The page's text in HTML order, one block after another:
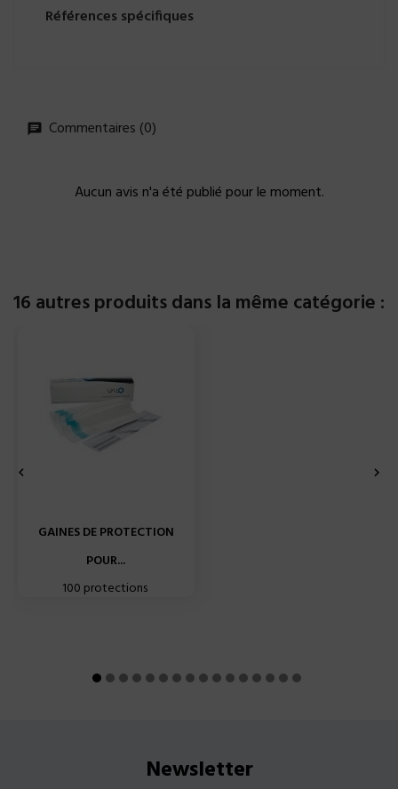
Références spécifiques
Commentaires (0)
Aucun avis n'a été publié pour le moment.
16 autres produits dans la même catégorie :
GAINES DE PROTECTION
POUR...
100 protections
 
Newsletter